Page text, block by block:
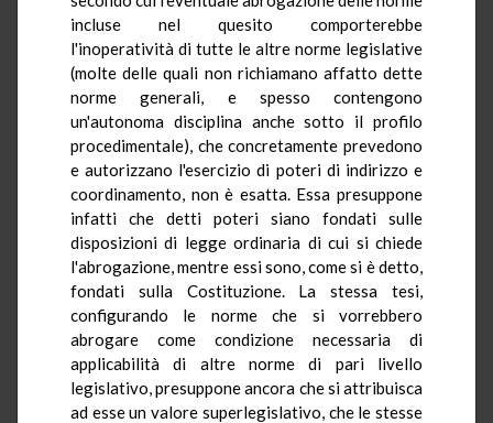
incluse nel quesito comporterebbe
l'inoperatività di tutte le altre norme legislative
(molte delle quali non richiamano affatto dette
norme generali, e spesso contengono
un'autonoma disciplina anche sotto il profilo
procedimentale), che concretamente prevedono
e autorizzano l'esercizio di poteri di indirizzo e
coordinamento, non è esatta. Essa presuppone
infatti che detti poteri siano fondati sulle
disposizioni di legge ordinaria di cui si chiede
l'abrogazione, mentre essi sono, come si è detto,
fondati sulla Costituzione. La stessa tesi,
configurando le norme che si vorrebbero
abrogare come condizione necessaria di
applicabilità di altre norme di pari livello
legislativo, presuppone ancora che si attribuisca
ad esse un valore superlegislativo, che le stesse